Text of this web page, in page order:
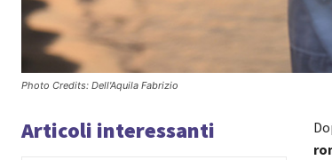
Photo Credits: Dell'Aquila Fabrizio
Articoli interessanti